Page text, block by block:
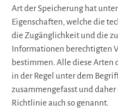
Art der Speicherung hat
Eigenschaften, welche die
die Zugänglichkeit und die
Informationen berechtigten
bestimmen. Alle diese Arten
in der Regel unter dem Begriff
zusammengefasst und daher
Richtlinie auch so genannt.